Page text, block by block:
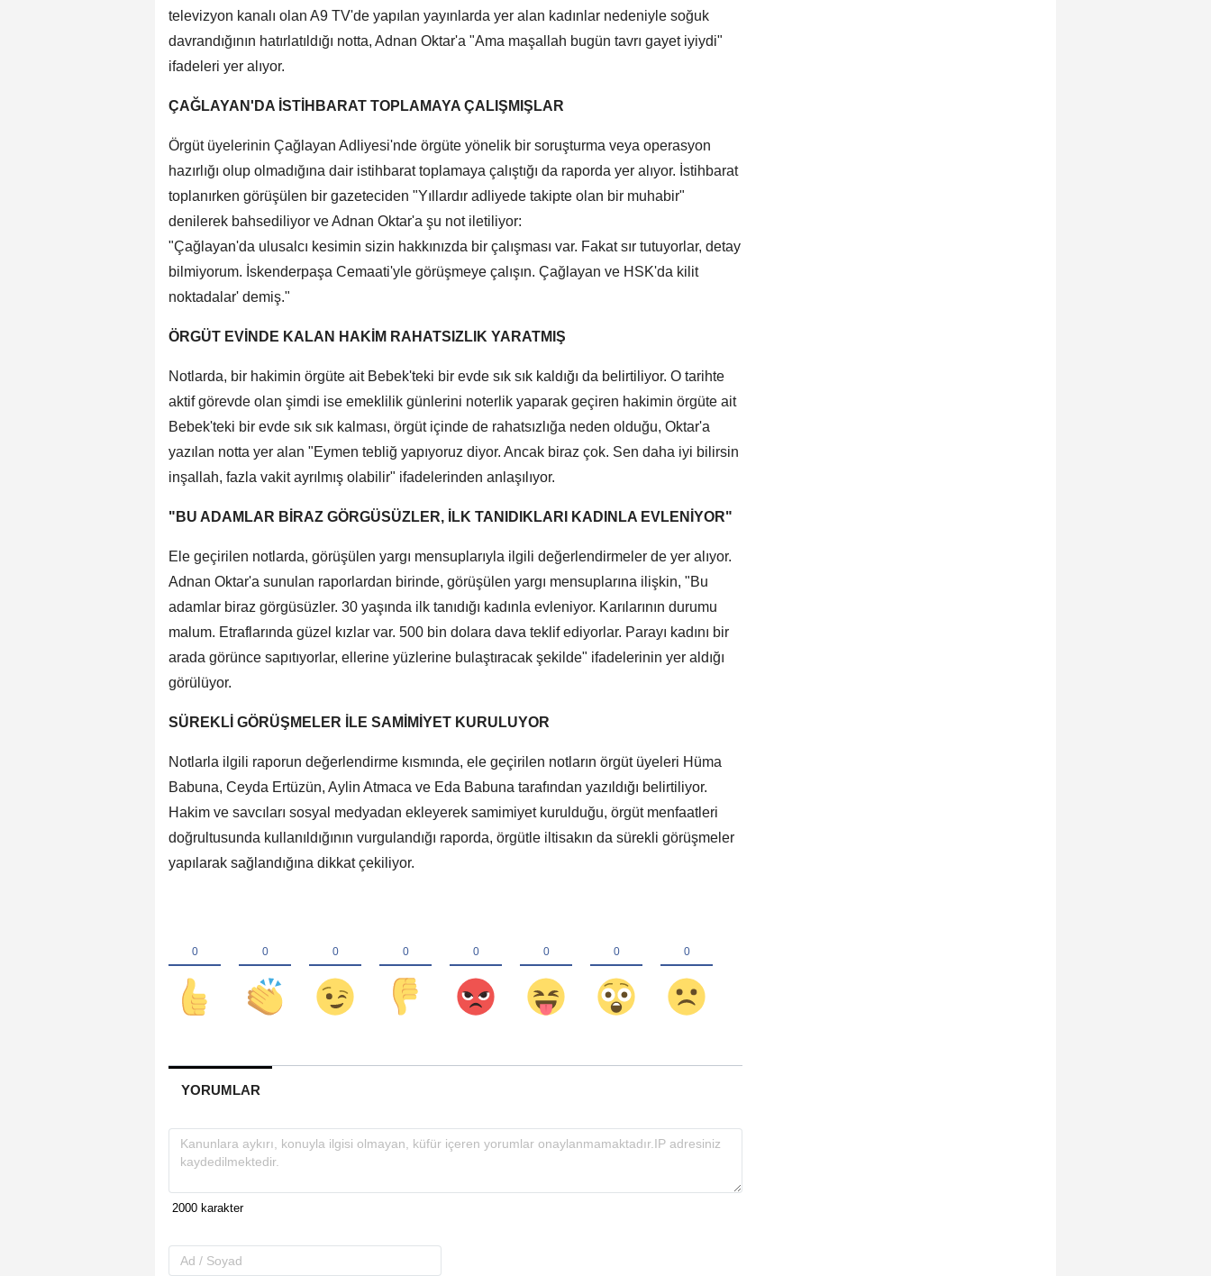
televizyon kanalı olan A9 TV'de yapılan yayınlarda yer alan kadınlar nedeniyle soğuk
davrandığının hatırlatıldığı notta, Adnan Oktar'a "Ama maşallah bugün tavrı gayet iyiydi"
ifadeleri yer alıyor.
ÇAĞLAYAN'DA İSTİHBARAT TOPLAMAYA ÇALIŞMIŞLAR
Örgüt üyelerinin Çağlayan Adliyesi'nde örgüte yönelik bir soruşturma veya operasyon
hazırlığı olup olmadığına dair istihbarat toplamaya çalıştığı da raporda yer alıyor. İstihbarat
toplanırken görüşülen bir gazeteciden "Yıllardır adliyede takipte olan bir muhabir"
denilerek bahsediliyor ve Adnan Oktar'a şu not iletiliyor:
"Çağlayan'da ulusalcı kesimin sizin hakkınızda bir çalışması var. Fakat sır tutuyorlar, detay
bilmiyorum. İskenderpaşa Cemaati'yle görüşmeye çalışın. Çağlayan ve HSK'da kilit
noktadalar' demiş."
ÖRGÜT EVİNDE KALAN HAKİM RAHATSIZLIK YARATMIŞ
Notlarda, bir hakimin örgüte ait Bebek'teki bir evde sık sık kaldığı da belirtiliyor. O tarihte
aktif görevde olan şimdi ise emeklilik günlerini noterlik yaparak geçiren hakimin örgüte ait
Bebek'teki bir evde sık sık kalması, örgüt içinde de rahatsızlığa neden olduğu, Oktar'a
yazılan notta yer alan "Eymen tebliğ yapıyoruz diyor. Ancak biraz çok. Sen daha iyi bilirsin
inşallah, fazla vakit ayrılmış olabilir" ifadelerinden anlaşılıyor.
"BU ADAMLAR BİRAZ GÖRGÜSÜZLER, İLK TANIDIKLARI KADINLA EVLENİYOR"
Ele geçirilen notlarda, görüşülen yargı mensuplarıyla ilgili değerlendirmeler de yer alıyor.
Adnan Oktar'a sunulan raporlardan birinde, görüşülen yargı mensuplarına ilişkin, "Bu
adamlar biraz görgüsüzler. 30 yaşında ilk tanıdığı kadınla evleniyor. Karılarının durumu
malum. Etraflarında güzel kızlar var. 500 bin dolara dava teklif ediyorlar. Parayı kadını bir
arada görünce sapıtıyorlar, ellerine yüzlerine bulaştıracak şekilde" ifadelerinin yer aldığı
görülüyor.
SÜREKLİ GÖRÜŞMELER İLE SAMİMİYET KURULUYOR
Notlarla ilgili raporun değerlendirme kısmında, ele geçirilen notların örgüt üyeleri Hüma
Babuna, Ceyda Ertüzün, Aylin Atmaca ve Eda Babuna tarafından yazıldığı belirtiliyor.
Hakim ve savcıları sosyal medyadan ekleyerek samimiyet kurulduğu, örgüt menfaatleri
doğrultusunda kullanıldığının vurgulandığı raporda, örgütle iltisakın da sürekli görüşmeler
yapılarak sağlandığına dikkat çekiliyor.
YORUMLAR